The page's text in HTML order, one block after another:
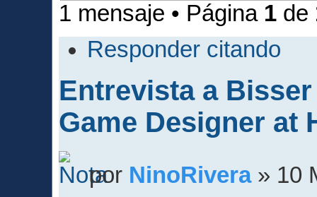
1 mensaje • Página 1 de
Responder citando
Entrevista a
Game Designer at
por NinoRivera» 10